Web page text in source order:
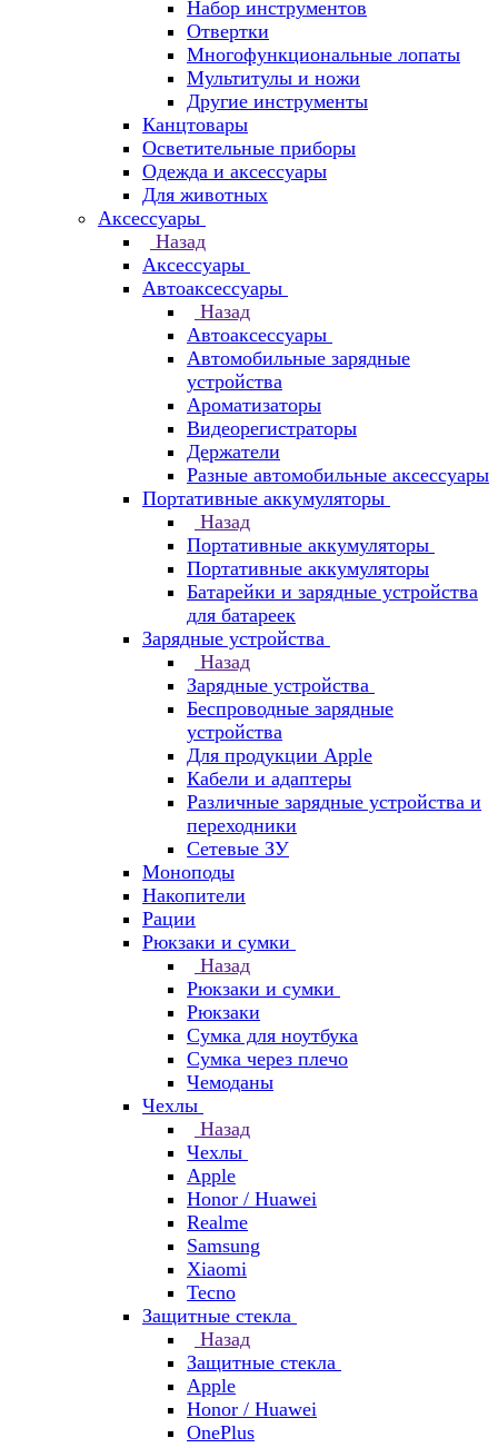
Набор инструментов
Отвертки
Многофункциональные лопаты
Мультитулы и ножи
Другие инструменты
Канцтовары
Осветительные приборы
Одежда и аксессуары
Для животных
Аксессуары
Назад
Аксессуары
Автоаксессуары
Назад
Автоаксессуары
Автомобильные зарядные
устройства
Ароматизаторы
Видеорегистраторы
Держатели
Разные автомобильные аксессуары
Портативные аккумуляторы
Назад
Портативные аккумуляторы
Портативные аккумуляторы
Батарейки и зарядные устройства
для батареек
Зарядные устройства
Назад
Зарядные устройства
Беспроводные зарядные
устройства
Для продукции Apple
Кабели и адаптеры
Различные зарядные устройства и
переходники
Сетевые ЗУ
Моноподы
Накопители
Рации
Рюкзаки и сумки
Назад
Рюкзаки и сумки
Рюкзаки
Сумка для ноутбука
Сумка через плечо
Чемоданы
Чехлы
Назад
Чехлы
Apple
Honor / Huawei
Realme
Samsung
Xiaomi
Tecno
Защитные стекла
Назад
Защитные стекла
Apple
Honor / Huawei
OnePlus